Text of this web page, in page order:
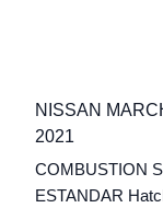
NISSAN
2021
COMBUSTION
ESTANDAR